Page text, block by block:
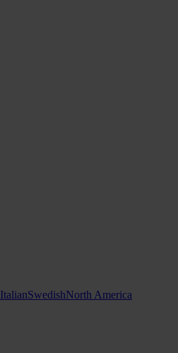
ItalianSwedishNorth America